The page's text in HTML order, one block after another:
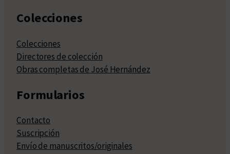
Colecciones
Colecciones
Directores de colección
Obras completas de José Hernández
Formularios
Contacto
Suscripción
Envío de manuscritos/originales